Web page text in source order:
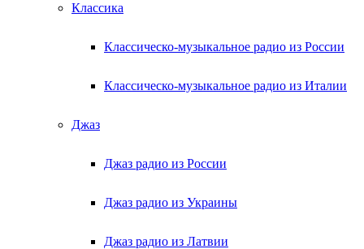
Классика
Классическо-музыкальное радио из России
Классическо-музыкальное радио из Италии
Джаз
Джаз радио из России
Джаз радио из Украины
Джаз радио из Латвии